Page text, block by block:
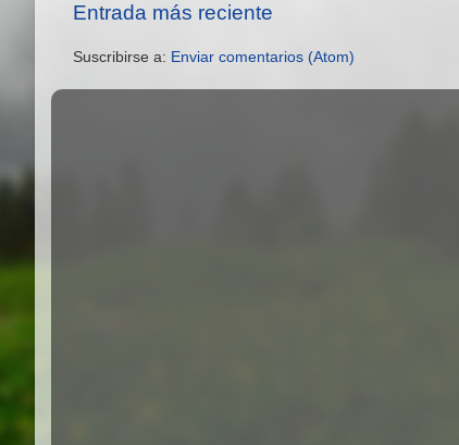
Entrada más reciente
Suscribirse a: Enviar comentarios (Atom)